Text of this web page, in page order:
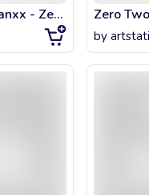
Darling in the franxx - Zero Two Zero
by